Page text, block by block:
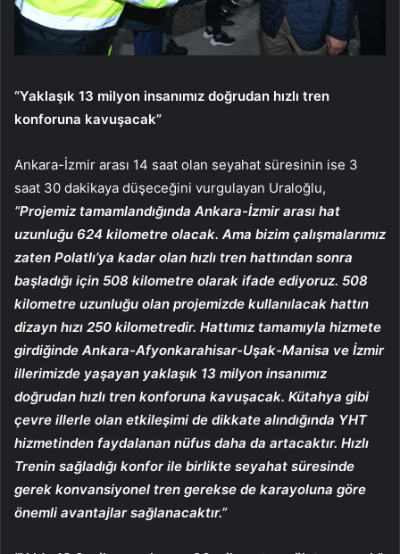
“Yaklaşık 13 milyon insanımız doğrudan hızlı tren
konforuna kavuşacak”
Ankara-İzmir arası 14 saat olan seyahat süresinin ise 3
saat 30 dakikaya düşeceğini vurgulayan Uraloğlu,
“Projemiz tamamlandığında Ankara-İzmir arası hat
uzunluğu 624 kilometre olacak. Ama bizim çalışmalarımız
zaten Polatlı’ya kadar olan hızlı tren hattından sonra
başladığı için 508 kilometre olarak ifade ediyoruz. 508
kilometre uzunluğu olan projemizde kullanılacak hattın
dizayn hızı 250 kilometredir. Hattımız tamamıyla hizmete
girdiğinde Ankara-Afyonkarahisar-Uşak-Manisa ve İzmir
illerimizde yaşayan yaklaşık 13 milyon insanımız
doğrudan hızlı tren konforuna kavuşacak. Kütahya gibi
çevre illerle olan etkileşimi de dikkate alındığında YHT
hizmetinden faydalanan nüfus daha da artacaktır. Hızlı
Trenin sağladığı konfor ile birlikte seyahat süresinde
gerek konvansiyonel tren gerekse de karayoluna göre
önemli avantajlar sağlanacaktır.”